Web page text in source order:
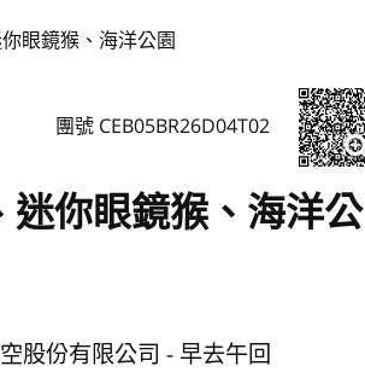
眼鏡猴、海洋公園
團號 CEB05BR26D04T02
迷你眼鏡猴、海洋公
股份有限公司
早去午回